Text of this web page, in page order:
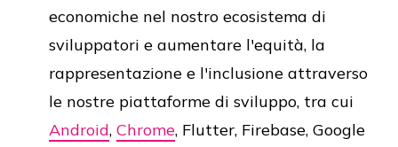
economiche nel nostro ecosistema di
sviluppatori e aumentare l'equità, la
rappresentazione e l'inclusione attraverso
le nostre piattaforme di sviluppo, tra cui
Android, Chrome, Flutter, Firebase, Google